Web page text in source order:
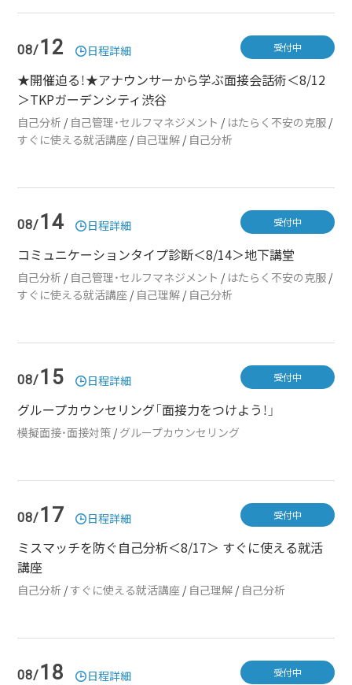
08/12 日程詳細
★開催迫る！★アナウンサーから学ぶ面接会話術＜8/12
＞TKPガーデンシティ渋谷
自己分析 / 自己管理・セルフマネジメント / はたらく不安の克服 /
すぐに使える就活講座 / 自己理解 / 自己分析
受付中
08/14 日程詳細
コミュニケーションタイプ診断＜8/14＞地下講堂
自己分析 / 自己管理・セルフマネジメント / はたらく不安の克服 /
すぐに使える就活講座 / 自己理解 / 自己分析
受付中
08/15 日程詳細
グループカウンセリング「面接力をつけよう！」
模擬面接・面接対策 /グループカウンセリング
受付中
08/17 日程詳細
ミスマッチを防ぐ自己分析＜8/17＞ すぐに使える就活
講座
自己分析 /すぐに使える就活講座 / 自己理解 / 自己分析
受付中
08/18 日程詳細 受付中